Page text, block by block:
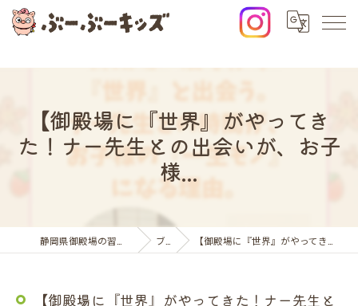
【御殿場に『世界』がやってき
た！ナー先生との出会いが、お子
様...
ブログ 【御殿場に『世界』がやってきた！ナー先生との出会いが、お子様...
【御殿場に『世界』がやってきた！ナー先生と